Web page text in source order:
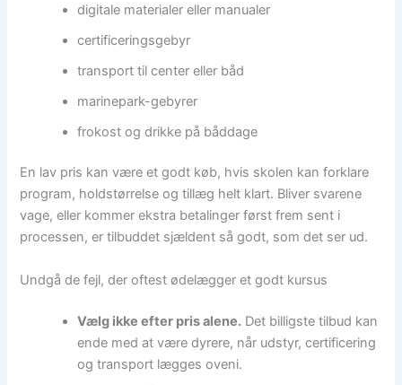
digitale materialer eller manualer
certificeringsgebyr
transport til center eller båd
marinepark-gebyrer
frokost og drikke på båddage
En lav pris kan være et godt køb, hvis skolen kan forklare
program, holdstørrelse og tillæg helt klart. Bliver svarene
vage, eller kommer ekstra betalinger først frem sent i
processen, er tilbuddet sjældent så godt, som det ser ud.
Undgå de fejl, der oftest ødelægger et godt kursus
Vælg ikke efter pris alene. Det billigste tilbud kan
ende med at være dyrere, når udstyr, certificering
og transport lægges oveni.